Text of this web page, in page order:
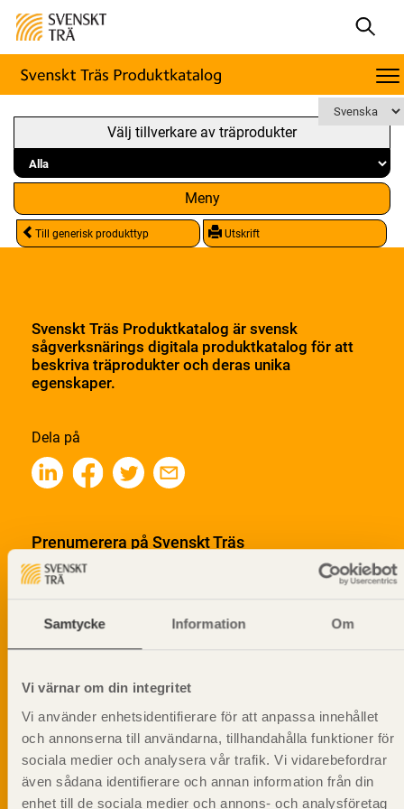
Samtycke Information Om
Vi värnar om din integritet
Vi använder enhetsidentifierare för att anpassa innehållet
och annonserna till användarna, tillhandahålla funktioner för
sociala medier och analysera vår trafik. Vi vidarebefordrar
även sådana identifierare och annan information från din
enhet till de sociala medier och annons- och analysföretag
Välj tillverkare av träprodukter
Meny
Till generisk produkttyp Utskrift
Svenskt Träs Produktkatalog är svensk
sågverksnärings digitala produktkatalog för att
beskriva träprodukter och deras unika
egenskaper.
Dela på
Prenumerera på Svenskt Träs
informationsutskick!